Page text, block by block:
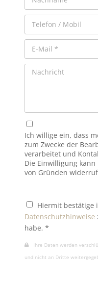
Ich willige ein, dass
zum Zwecke der
verarbeitet und
Die Einwilligung
von Gründen
Hiermit bestätige
Datenschutzhinweise
habe. *
Ihre Daten werden
und nicht an Dritte